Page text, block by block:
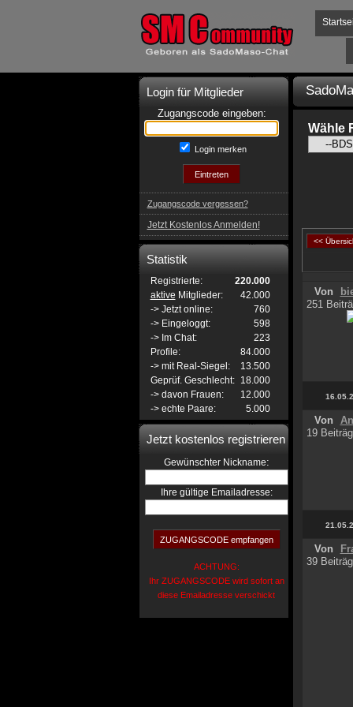
Login für Mitglieder
Zugangscode eingeben:
Login merken
Zugangscode vergessen?
Jetzt Kostenlos Anmelden!
Statistik
Registrierte:
220.000
aktive Mitglieder:
42.000
-> Jetzt online:
760
-> Eingeloggt:
598
-> Im Chat:
223
Profile:
84.000
-> mit Real-Siegel:
13.500
Geprüf. Geschlecht:
18.000
-> davon Frauen:
12.000
-> echte Paare:
5.000
Jetzt kostenlos registrieren
Gewünschter Nickname:
Ihre gültige Emailadresse:
ACHTUNG:
Ihr ZUGANGSCODE wird sofort an
diese Emailadresse verschickt
Wähle
<<
Von
251
Von
19
Von
39